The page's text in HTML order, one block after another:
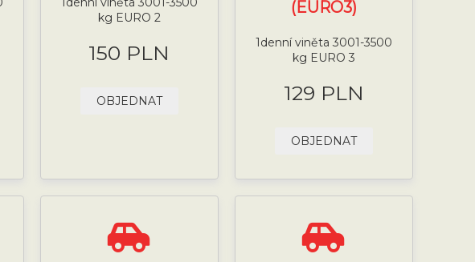
kg EURO 2
150 PLN
OBJEDNAT
(EURO3)
1denní viněta 3001-3500
kg EURO 3
129 PLN
OBJEDNAT